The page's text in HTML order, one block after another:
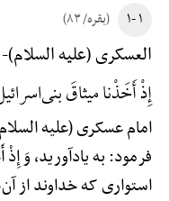
۱ -۱ (بقره/ ۸۳)
العسکری (علیه السلام)-
إِذْ أَخَذْنا میثاقَ
امام عسکری (علیه
فرمود: به یادآورید، وَ
استواری که خداوند از